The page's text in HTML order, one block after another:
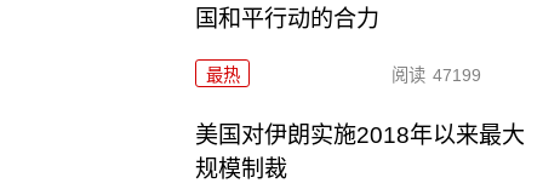
国和平行动的合力
最热 阅读 47199
美国对伊朗实施2018年以来最大
规模制裁